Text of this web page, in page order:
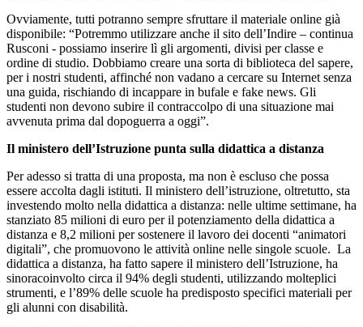
Ovviamente, tutti potranno sempre sfruttare il materiale online già
disponibile: “Potremmo utilizzare anche il sito dell’Indire – continua
Rusconi - possiamo inserire lì gli argomenti, divisi per classe e
ordine di studio. Dobbiamo creare una sorta di biblioteca del sapere,
per i nostri studenti, affinché non vadano a cercare su Internet senza
una guida, rischiando di incappare in bufale e fake news. Gli
studenti non devono subire il contraccolpo di una situazione mai
avvenuta prima dal dopoguerra a oggi”.
Il ministero dell’Istruzione punta sulla didattica a distanza
Per adesso si tratta di una proposta, ma non è escluso che possa
essere accolta dagli istituti. Il ministero dell’istruzione, oltretutto, sta
investendo molto nella didattica a distanza: nelle ultime settimane, ha
stanziato 85 milioni di euro per il potenziamento della didattica a
distanza e 8,2 milioni per sostenere il lavoro dei docenti “animatori
digitali”, che promuovono le attività online nelle singole scuole. La
didattica a distanza, ha fatto sapere il ministero dell’Istruzione, ha
sinoracoinvolto circa il 94% degli studenti, utilizzando molteplici
strumenti, e l’89% delle scuole ha predisposto specifici materiali per
gli alunni con disabilità.